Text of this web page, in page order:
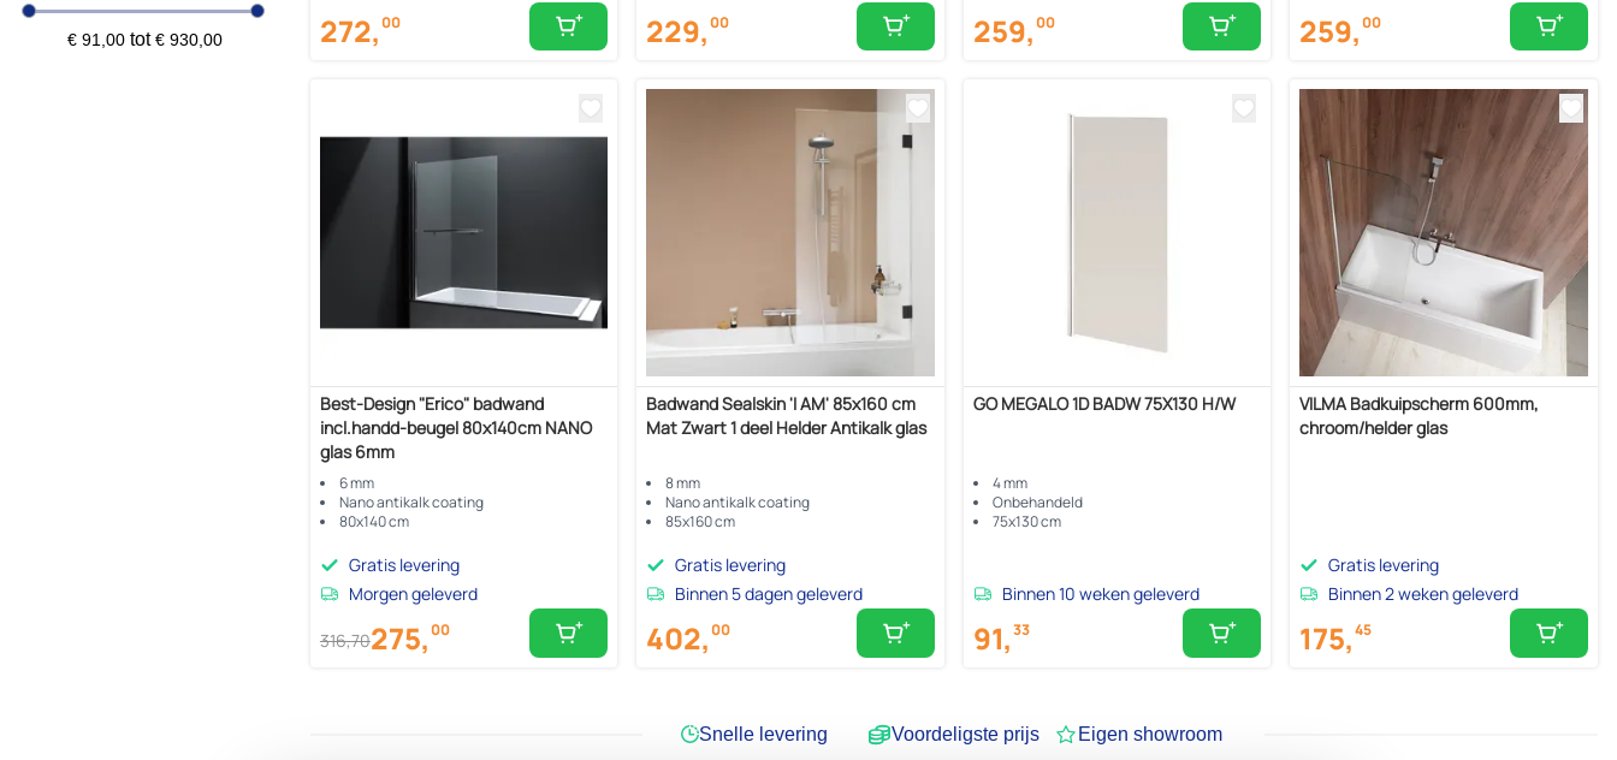
€ 91,00 tot € 930,00 272,00 229,00 259,00 259,00
Best-Design "Erico" badwand
incl.handd-beugel 80x140cm NANO
glas 6mm
6 mm
Nano antikalk coating
80x140 cm
Gratis levering
Morgen geleverd
275,00
316,70
Badwand Sealskin 'I AM' 85x160 cm
Mat Zwart 1 deel Helder Antikalk glas
8 mm
Nano antikalk coating
85x160 cm
Gratis levering
Binnen 5 dagen geleverd
402,00
GO MEGALO 1D BADW 75X130 H/W
4 mm
Onbehandeld
75x130 cm
Binnen 10 weken geleverd
91,33
VILMA Badkuipscherm 600mm,
chroom/helder glas
Gratis levering
Binnen 2 weken geleverd
175,45
Snelle levering Voordeligste prijs Eigen showroom